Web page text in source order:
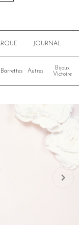
JOURNAL
Barrettes Autres
Bijoux
Victoire